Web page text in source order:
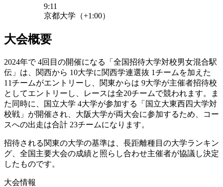
9:11
京都大学（+1:00）
大会概要
2024年で 4回目の開催になる「全国招待大学対校男女混合駅
伝」は、関西から 10大学に関西学連選抜 1チームを加えた
11チームがエントリーし、関東からは 9大学が主催者招待校
としてエントリーし、レースは全20チームで競われます。ま
た同時に、国立大学 4大学が参加する「国立大東西四大学対
校戦」が開催され、大阪大学が両大会に参加するため、コー
スへの出走は合計 23チームになります。
招待される関東の大学の基準は、長距離種目の大学ランキン
グ、全国主要大会の成績と照らし合わせ主催者が協議し決定
したものです。
大会情報